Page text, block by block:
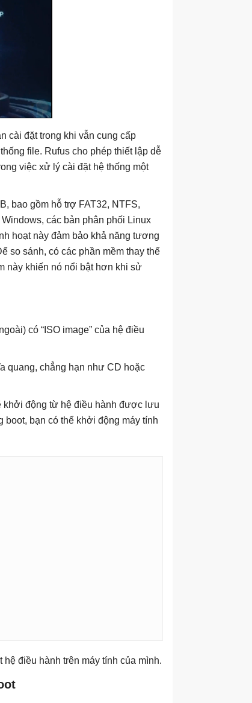
cài đặt trong khi vẫn cung cấp
file. Rufus cho phép thiết lập dễ
việc xử lý cài đặt hệ thống một
bao gồm hỗ trợ FAT32, NTFS,
các bản phân phối Linux
hoạt này đảm bảo khả năng tương
so sánh, có các phần mềm thay thế
này khiến nó nổi bật hơn khi sử
có “ISO image” của hệ điều
quang, chẳng hạn như CD hoặc
khởi động từ hệ điều hành được lưu
boot, bạn có thể khởi động máy tính
điều hành trên máy tính của mình.